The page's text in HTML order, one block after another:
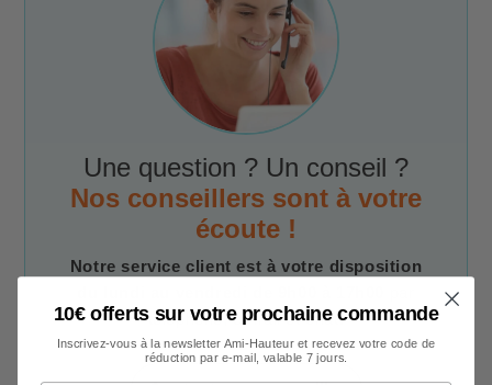
Une question ? Un conseil ?
Nos conseillers sont à votre
écoute !
Notre service client est à votre disposition
téléphone, e-mail et chat.
10€ offerts sur votre prochaine commande
Inscrivez-vous à la newsletter Ami-Hauteur et recevez votre code de
réduction par e-mail, valable 7 jours.